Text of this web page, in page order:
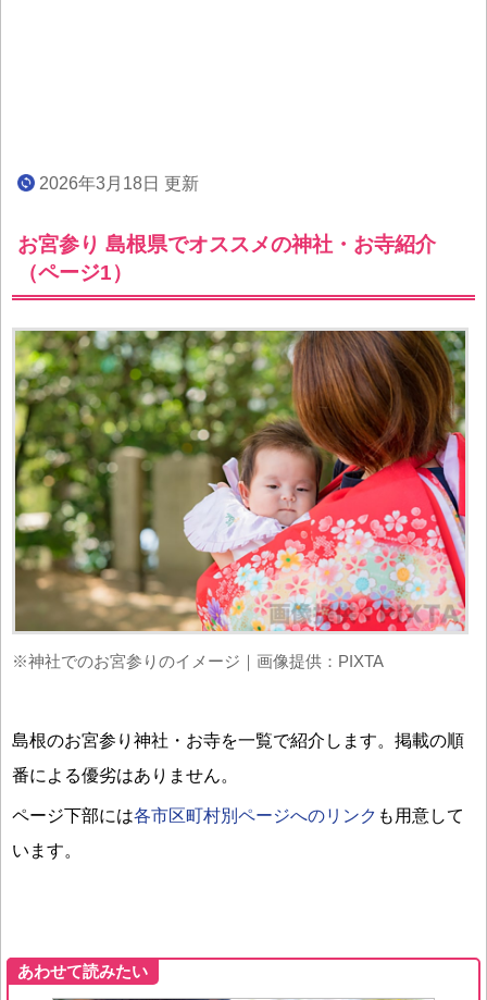
2026年3月18日 更新
お宮参り 島根県でオススメの神社・お寺紹介
（ページ1）
※神社でのお宮参りのイメージ｜画像提供：PIXTA
島根のお宮参り神社・お寺を一覧で紹介します。掲載の順
番による優劣はありません。
ページ下部には各市区町村別ページへのリンク も用意して
います。
あわせて読みたい